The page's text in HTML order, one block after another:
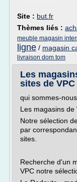
Site : but.fr
Thèmes liés :
meuble magasin
ligne / magasin
livraison dom tom
Les
sites de VPC
qui sommes-nous
Les magasins de
Notre sélection
par
sites.
Recherche d'un
VPC notre